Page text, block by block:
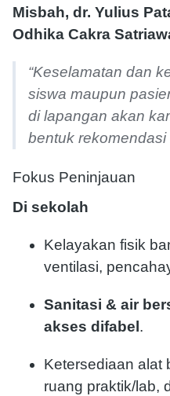
Misbah, dr. Yulius
Odhika Cakra
“Keselamatan dan
siswa maupun
di lapangan akan
bentuk rekomendasi
Fokus Peninjauan
Di sekolah
Kelayakan fisik
ventilasi,
Sanitasi & air
akses difabel .
Ketersediaan alat
ruang praktik/lab,